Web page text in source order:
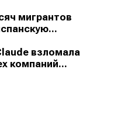
мигрантов
взломала
компаний...